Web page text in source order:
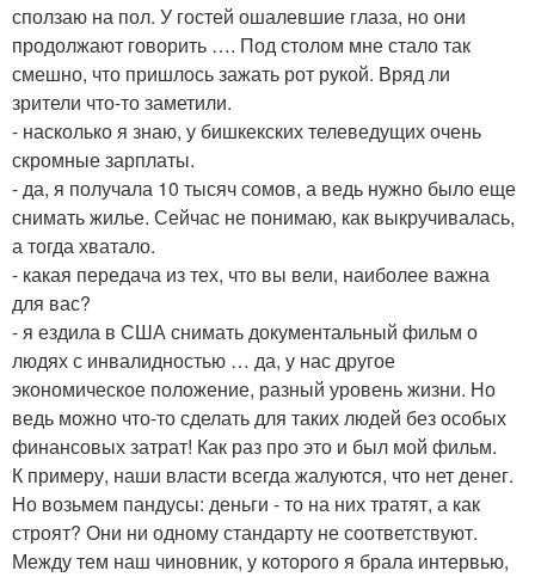
сползаю на пол. У гостей ошалевшие глаза, но они
продолжают говорить …. Под столом мне стало так
смешно, что пришлось зажать рот рукой. Вряд ли
зрители что-то заметили.
- насколько я знаю, у бишкекских телеведущих очень
скромные зарплаты.
- да, я получала 10 тысяч сомов, а ведь нужно было еще
снимать жилье. Сейчас не понимаю, как выкручивалась,
а тогда хватало.
- какая передача из тех, что вы вели, наиболее важна
для вас?
- я ездила в США снимать документальный фильм о
людях с инвалидностью … да, у нас другое
экономическое положение, разный уровень жизни. Но
ведь можно что-то сделать для таких людей без особых
финансовых затрат! Как раз про это и был мой фильм.
К примеру, наши власти всегда жалуются, что нет денег.
Но возьмем пандусы: деньги - то на них тратят, а как
строят? Они ни одному стандарту не соответствуют.
Между тем наш чиновник, у которого я брала интервью,